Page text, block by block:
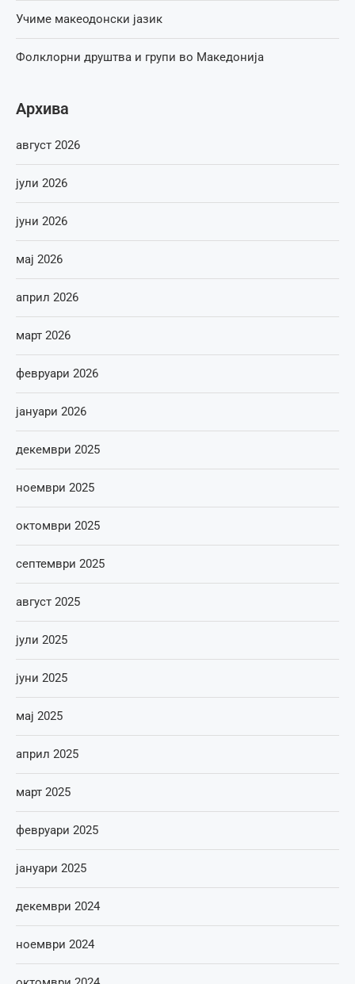
Учиме макеодонски јазик
Фолклорни друштва и групи во Македонија
Архива
август 2026
јули 2026
јуни 2026
мај 2026
април 2026
март 2026
февруари 2026
јануари 2026
декември 2025
ноември 2025
октомври 2025
септември 2025
август 2025
јули 2025
јуни 2025
мај 2025
април 2025
март 2025
февруари 2025
јануари 2025
декември 2024
ноември 2024